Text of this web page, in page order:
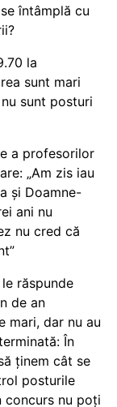
întâmplă cu
la
sunt mari
sunt posturi
a profesorilor
„Am zis iau
și Doamne-
ani nu
nu cred că
răspunde
de an
mari, dar nu au
În
ținem cât se
posturile
concurs nu poți